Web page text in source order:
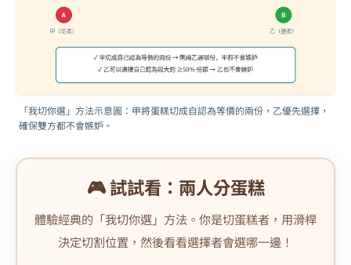
「我切你選」方法示意圖：甲將蛋糕切成自認為等價的兩份，乙優先選擇，
確保雙方都不會嫉妒。
🎮 試試看：兩人分蛋糕
體驗經典的「我切你選」方法。你是切蛋糕者，用滑桿
決定切割位置，然後看看選擇者會選哪一邊！